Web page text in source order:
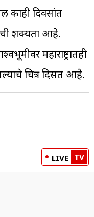
काही दिवसांत
शक्यता आहे.
महाराष्ट्रातही
चित्र दिसत आहे.
LIVE TV